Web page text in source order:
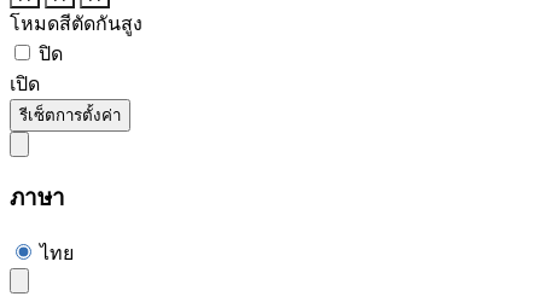
โหมดสีตัดกันสูง
ปิด
เปิด
รีเซ็ตการตั้งค่า
ภาษา
ไทย